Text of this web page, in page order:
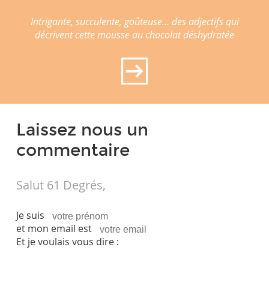
Intrigante, succulente, goûteuse... des adjectifs qui
décrivent cette mousse au chocolat déshydratée
Laissez nous un
commentaire
Salut 61 Degrés,
Je suis
et mon email est
Et je voulais vous dire :